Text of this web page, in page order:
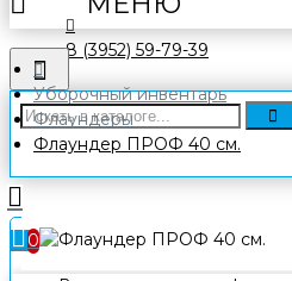
8 (3952) 59-79-39
0
Уборочный инвентарь
Флаундеры
Флаундер ПРОФ 40 см.